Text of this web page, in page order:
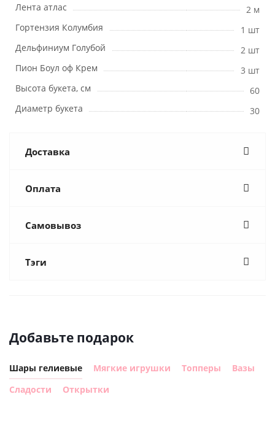
Лента атлас
2 м
Гортензия Колумбия
1 шт
Дельфиниум Голубой
2 шт
Пион Боул оф Крем
3 шт
Высота букета, см
60
Диаметр букета
30
Доставка
Оплата
Самовывоз
Тэги
Добавьте подарок
Шары гелиевые Мягкие игрушки Топперы
Вазы
Сладости
Открытки